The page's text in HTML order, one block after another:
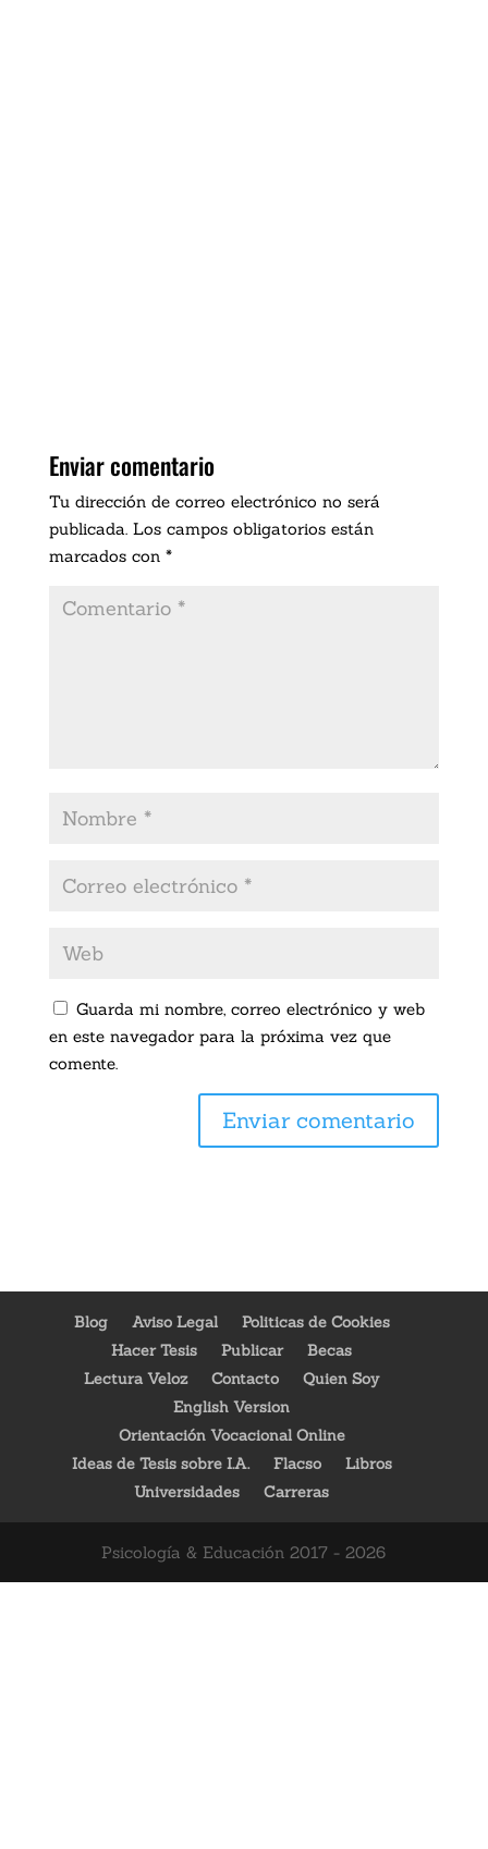
Enviar comentario
Tu dirección de correo electrónico no será
publicada. Los campos obligatorios están
marcados con *
Guarda mi nombre, correo electrónico y web
en este navegador para la próxima vez que
comente.
Blog Aviso Legal
Politicas de Cookies
Hacer Tesis
Publicar
Becas
Lectura Veloz
Contacto
Quien Soy
English Version
Orientación Vocacional Online
Ideas de Tesis sobre I.A.
Flacso
Libros
Universidades
Carreras
Psicología & Educación 2017 - 2026